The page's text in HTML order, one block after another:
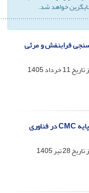
جایگزین خواهد شد.
فرابنفش و مرئی
تاریخ11 خرداد 1405
مروری بر خواص و کاربردهای فیلم‌های زیست‌پایه CMC در فناوری
تاریخ28 تیر 1405